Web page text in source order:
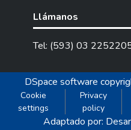
Llámanos
Tel: (593) 03
DSpace software
Cookie
settings
Privacy
policy
Adaptado por: